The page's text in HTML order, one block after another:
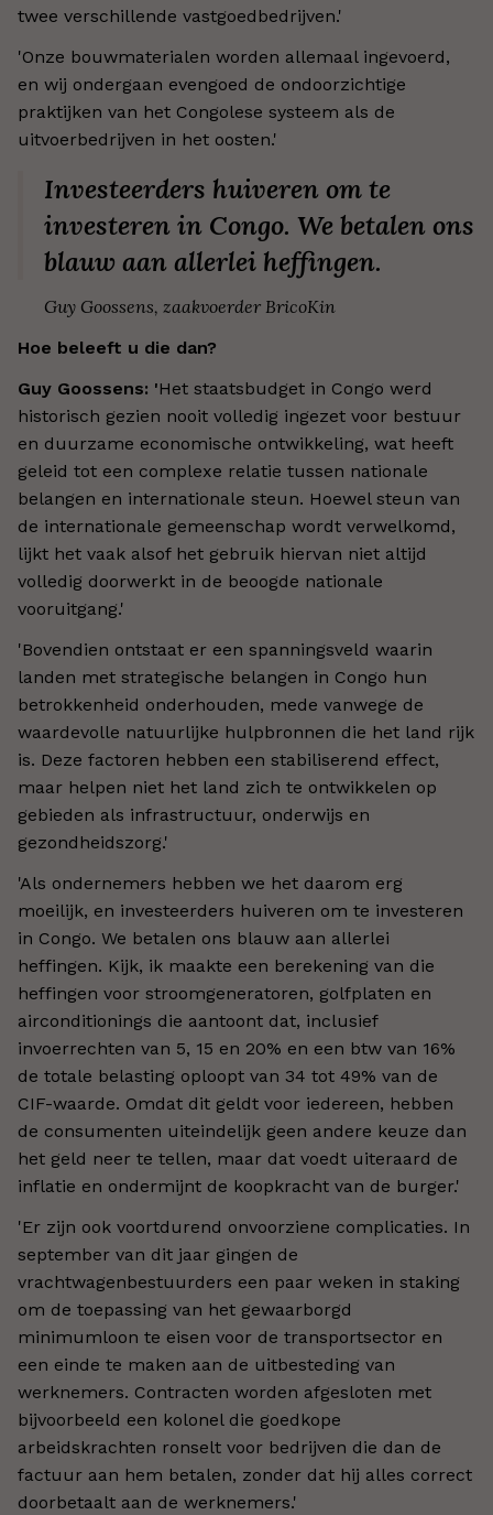
twee verschillende vastgoedbedrijven.'
'Onze bouwmaterialen worden allemaal ingevoerd,
en wij ondergaan evengoed de ondoorzichtige
praktijken van het Congolese systeem als de
uitvoerbedrijven in het oosten.'
Investeerders huiveren om te
investeren in Congo. We betalen ons
blauw aan allerlei heffingen.
Guy Goossens, zaakvoerder BricoKin
Hoe beleeft u die dan?
Guy Goossens: 'Het staatsbudget in Congo werd
historisch gezien nooit volledig ingezet voor bestuur
en duurzame economische ontwikkeling, wat heeft
geleid tot een complexe relatie tussen nationale
belangen en internationale steun. Hoewel steun van
de internationale gemeenschap wordt verwelkomd,
lijkt het vaak alsof het gebruik hiervan niet altijd
volledig doorwerkt in de beoogde nationale
vooruitgang.'
'Bovendien ontstaat er een spanningsveld waarin
landen met strategische belangen in Congo hun
betrokkenheid onderhouden, mede vanwege de
waardevolle natuurlijke hulpbronnen die het land rijk
is. Deze factoren hebben een stabiliserend effect,
maar helpen niet het land zich te ontwikkelen op
gebieden als infrastructuur, onderwijs en
gezondheidszorg.'
'Als ondernemers hebben we het daarom erg
moeilijk, en investeerders huiveren om te investeren
in Congo. We betalen ons blauw aan allerlei
heffingen. Kijk, ik maakte een berekening van die
heffingen voor stroomgeneratoren, golfplaten en
airconditionings die aantoont dat, inclusief
invoerrechten van 5, 15 en 20% en een btw van 16%
de totale belasting oploopt van 34 tot 49% van de
CIF-waarde. Omdat dit geldt voor iedereen, hebben
de consumenten uiteindelijk geen andere keuze dan
het geld neer te tellen, maar dat voedt uiteraard de
inflatie en ondermijnt de koopkracht van de burger.'
'Er zijn ook voortdurend onvoorziene complicaties. In
september van dit jaar gingen de
vrachtwagenbestuurders een paar weken in staking
om de toepassing van het gewaarborgd
minimumloon te eisen voor de transportsector en
een einde te maken aan de uitbesteding van
werknemers. Contracten worden afgesloten met
bijvoorbeeld een kolonel die goedkope
arbeidskrachten ronselt voor bedrijven die dan de
factuur aan hem betalen, zonder dat hij alles correct
doorbetaalt aan de werknemers.'